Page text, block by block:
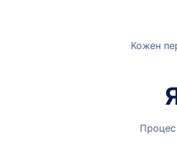
Кожен
Процес